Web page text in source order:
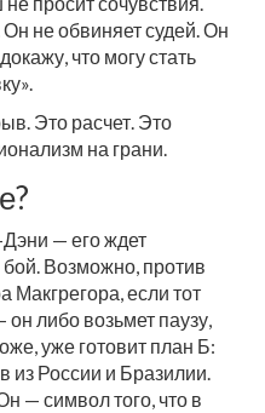
не обвиняет судей. Он
что могу стать
Это расчет. Это
на грани.
— его ждет
Возможно, против
Макгрегора, если тот
он либо возьмет паузу,
уже готовит план Б:
из России и Бразилии.
— символ того, что в